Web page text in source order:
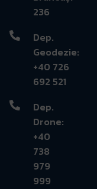
236
Dep.
Geodezie:
+40 726
692 521
Dep.
Drone:
+40
738
979
999